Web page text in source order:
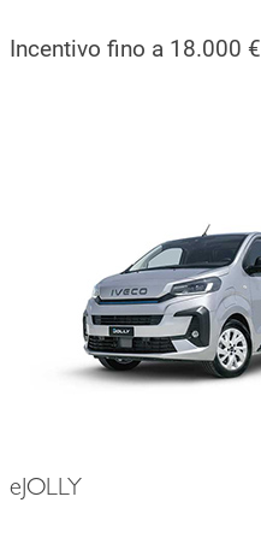
Incentivo fino a 18.000 €
eJOLLY